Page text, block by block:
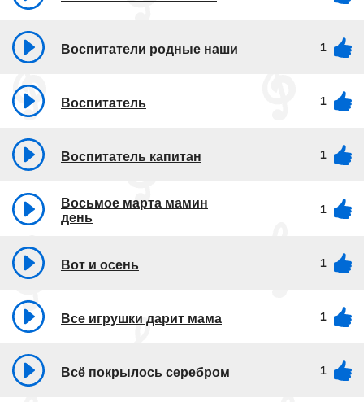
Воспитатели родные наши 1
Воспитатель 1
Воспитатель капитан 1
Восьмое марта мамин
день
1
Вот и осень 1
Все игрушки дарит мама 1
Всё покрылось серебром 1